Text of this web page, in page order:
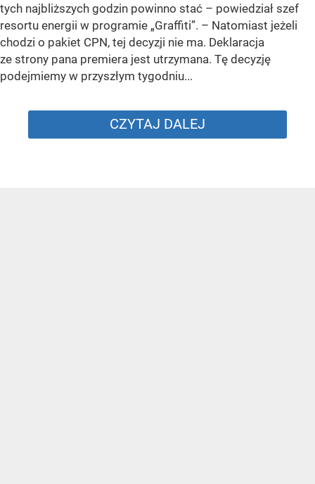
tych najbliższych godzin powinno stać – powiedział szef
resortu energii w programie „Graffiti”. – Natomiast jeżeli
chodzi o pakiet CPN, tej decyzji nie ma. Deklaracja
ze strony pana premiera jest utrzymana. Tę decyzję
podejmiemy w przyszłym tygodniu...
CZYTAJ DALEJ